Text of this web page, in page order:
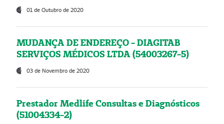
01 de Outubro de 2020
MUDANÇA DE ENDEREÇO - DIAGITAB
SERVIÇOS MÉDICOS LTDA (54003267-5)
03 de Novembro de 2020
Prestador Medlife Consultas e Diagnósticos
(51004334-2)